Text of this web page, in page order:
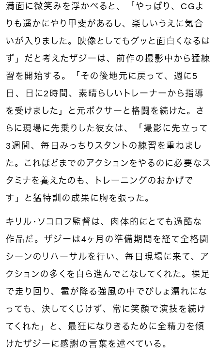
満面に微笑みを浮かべると、「やっぱり、CGよ
りも遥かにやり甲斐があるし、楽しいうえに気合
いが入りました。映像としてもグッと面白くなるは
ず」だと考えたザジーは、前作の撮影中から猛練
習を開始する。「その後地元に戻って、週に5
日、日に2時間、素晴らしいトレーナーから指導
を受けました」と元ボクサーと格闘を続けた。さ
らに現場に先乗りした彼女は、「撮影に先立って
3週間、毎日みっちりスタントの練習を重ねまし
た。これほどまでのアクションをやるのに必要なス
タミナを養えたのも、トレーニングのおかげで
す」と猛特訓の成果に胸を張った。
キリル・ソコロフ監督は、肉体的にとても過酷な
作品だ。ザジーは4ヶ月の準備期間を経て全格闘
シーンのリハーサルを行い、毎日現場に来て、ア
クションの多くを自ら進んでこなしてくれた。裸足
で走り回り、雹が降る強風の中でびしょ濡れにな
っても、決してくじけず、常に笑顔で演技を続け
てくれた」と、最狂になりきるために全精力を傾
けたザジーに感謝の言葉を述べている。